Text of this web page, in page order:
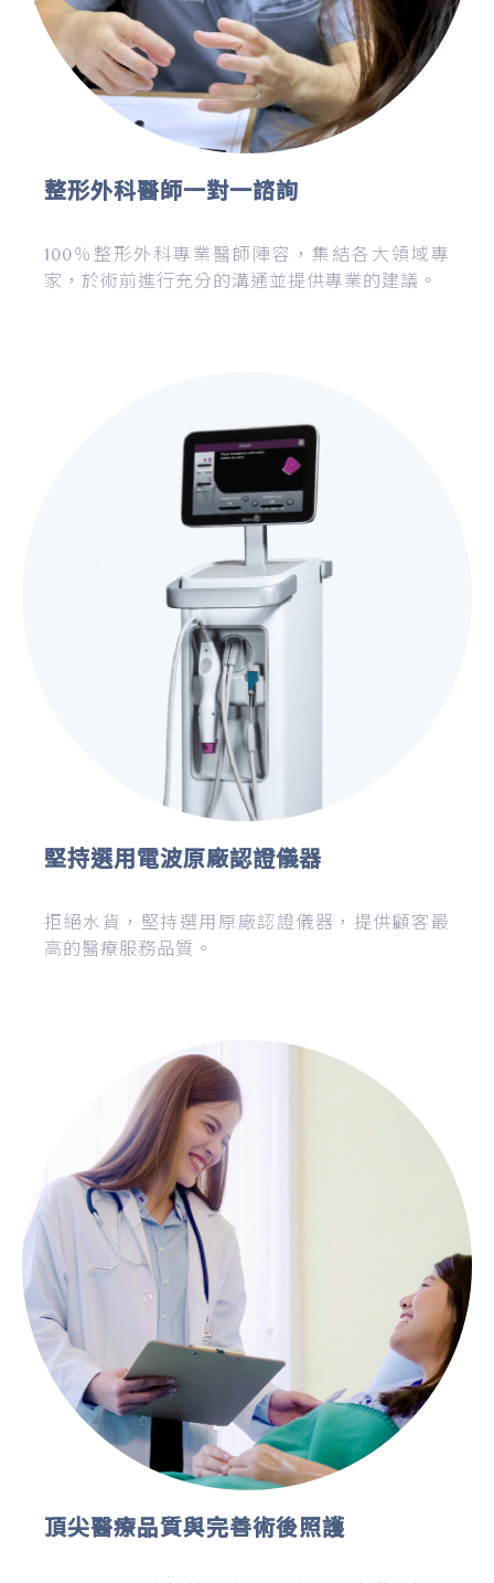
整形外科醫師一對一諮詢
100％整形外科專業醫師陣容，集結各大領域專
家，於術前進行充分的溝通並提供專業的建議。
堅持選用電波原廠認證儀器
拒絕水貨，堅持選用原廠認證儀器，提供顧客最
高的醫療服務品質。
頂尖醫療品質與完善術後照護